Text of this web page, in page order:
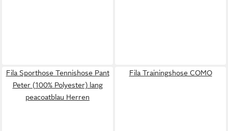
Fila Sporthose Tennishose Pant
Peter (100% Polyester) lang
peacoatblau Herren
Fila Trainingshose COMO